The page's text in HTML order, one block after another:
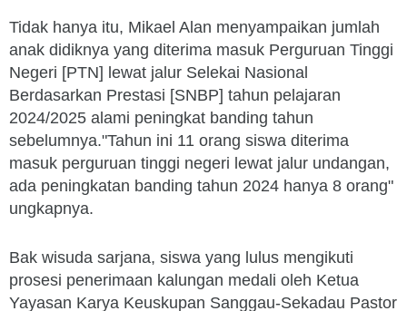
Tidak hanya itu, Mikael Alan menyampaikan jumlah
anak didiknya yang diterima masuk Perguruan Tinggi
Negeri [PTN] lewat jalur Selekai Nasional
Berdasarkan Prestasi [SNBP] tahun pelajaran
2024/2025 alami peningkat banding tahun
sebelumnya."Tahun ini 11 orang siswa diterima
masuk perguruan tinggi negeri lewat jalur undangan,
ada peningkatan banding tahun 2024 hanya 8 orang"
ungkapnya.
Bak wisuda sarjana, siswa yang lulus mengikuti
prosesi penerimaan kalungan medali oleh Ketua
Yayasan Karya Keuskupan Sanggau-Sekadau Pastor